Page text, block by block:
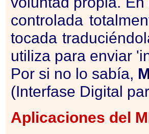
controlada
tocada
utiliza para enviar
Por si no lo sabía,
(Interfase Digital
Aplicaciones del